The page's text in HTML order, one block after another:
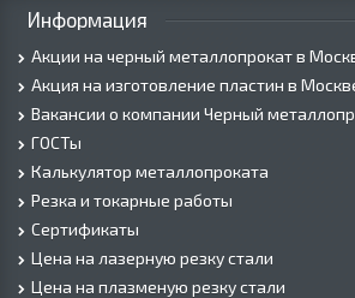
Информация
Акции на черный металлопрокат в
Акция на изготовление пластин в
Вакансии о компании Черный
ГОСТы
Калькулятор металлопроката
Резка и токарные работы
Сертификаты
Цена на лазерную резку стали
Цена на плазменую резку стали